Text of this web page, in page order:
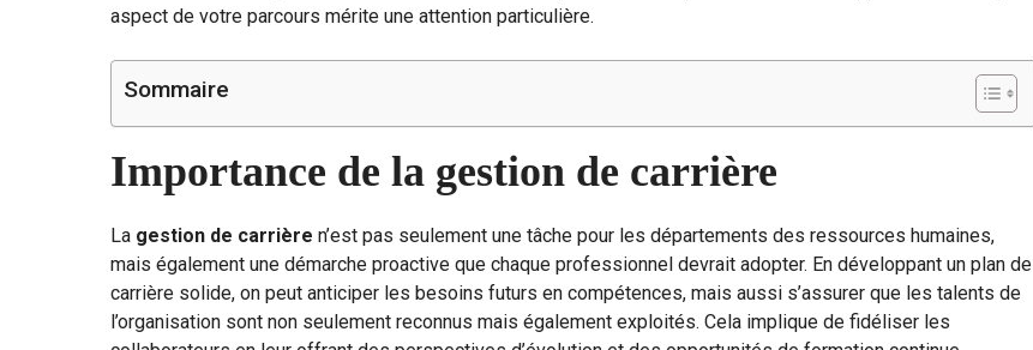
aspect de votre parcours mérite une attention particulière.
Sommaire
Importance de la gestion de carrière
La gestion de carrière n’est pas seulement une tâche pour les départements des ressources humaines,
mais également une démarche proactive que chaque professionnel devrait adopter. En développant un plan de
carrière solide, on peut anticiper les besoins futurs en compétences, mais aussi s’assurer que les talents de
l’organisation sont non seulement reconnus mais également exploités. Cela implique de fidéliser les